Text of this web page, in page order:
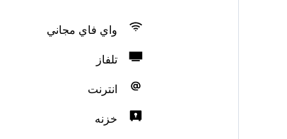
واي فاي مجاني
تلفاز
انترنت
خزنه